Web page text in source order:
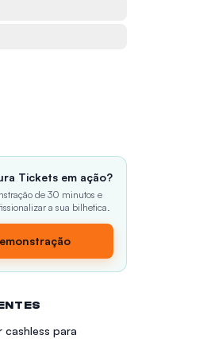
Tickets em ação?
de 30 minutos e
a sua bilhetica.
cashless para